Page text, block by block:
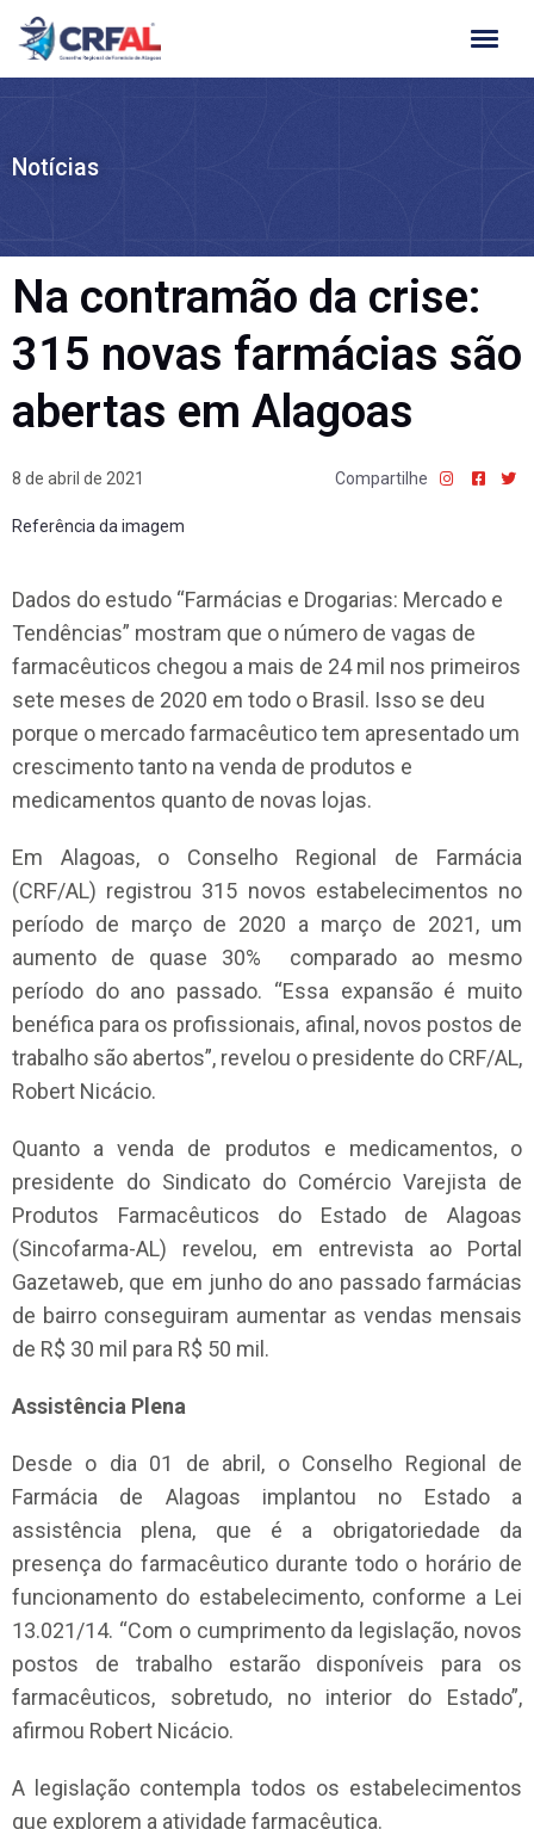
Ir
para
Notícias
Na contramão da crise:
315 novas farmácias são
abertas em Alagoas
8 de abril de 2021 Compartilhe
Referência da imagem
Dados do estudo “Farmácias e Drogarias: Mercado e
Tendências” mostram que o número de vagas de
farmacêuticos chegou a mais de 24 mil nos primeiros
sete meses de 2020 em todo o Brasil. Isso se deu
porque o mercado farmacêutico tem apresentado um
crescimento tanto na venda de produtos e
medicamentos quanto de novas lojas.
Em Alagoas, o Conselho Regional de Farmácia
(CRF/AL) registrou 315 novos estabelecimentos no
período de março de 2020 a março de 2021, um
aumento de quase 30% comparado ao mesmo
período do ano passado. “Essa expansão é muito
benéfica para os profissionais, afinal, novos postos de
trabalho são abertos”, revelou o presidente do CRF/AL,
Robert Nicácio.
Quanto a venda de produtos e medicamentos, o
presidente do Sindicato do Comércio Varejista de
Produtos Farmacêuticos do Estado de Alagoas
(Sincofarma-AL) revelou, em entrevista ao Portal
Gazetaweb, que em junho do ano passado farmácias
de bairro conseguiram aumentar as vendas mensais
de R$ 30 mil para R$ 50 mil.
Assistência Plena
Desde o dia 01 de abril, o Conselho Regional de
Farmácia de Alagoas implantou no Estado a
assistência plena, que é a obrigatoriedade da
presença do farmacêutico durante todo o horário de
funcionamento do estabelecimento, conforme a Lei
13.021/14. “Com o cumprimento da legislação, novos
postos de trabalho estarão disponíveis para os
farmacêuticos, sobretudo, no interior do Estado”,
afirmou Robert Nicácio.
A legislação contempla todos os estabelecimentos
que explorem a atividade farmacêutica.